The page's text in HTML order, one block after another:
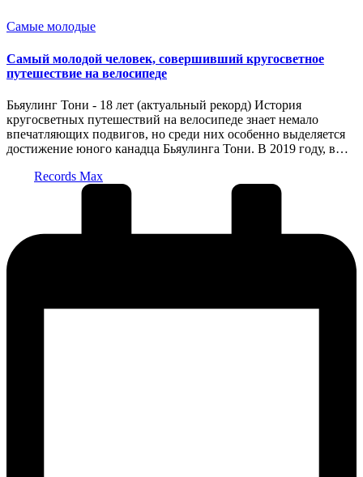
Опубликовано
Самые молодые
Самый молодой человек, совершивший кругосветное
путешествие на велосипеде
Бьяулинг Тони - 18 лет (актуальный рекорд) История
кругосветных путешествий на велосипеде знает немало
впечатляющих подвигов, но среди них особенно выделяется
достижение юного канадца Бьяулинга Тони. В 2019 году, в…
Records Max